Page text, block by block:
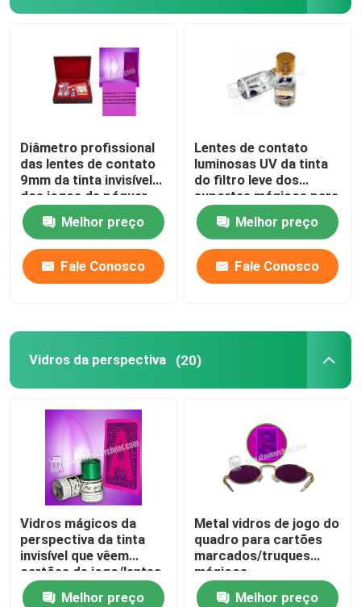
Diâmetro profissional
das lentes de contato
9mm da tinta invisível
dos jogos de póquer
Melhor preço
Fale Conosco
Lentes de contato
luminosas UV da tinta
do filtro leve dos
suportes mágicos para
cartões marcados
Melhor preço
Fale Conosco
Vidros da perspectiva (20)
Vidros mágicos da
perspectiva da tinta
invisível que vêem
cartões de jogo/lentes
de contato invisíveis
Melhor preço
Metal vidros de jogo do
quadro para cartões
marcados/truques
mágicos
Melhor preço